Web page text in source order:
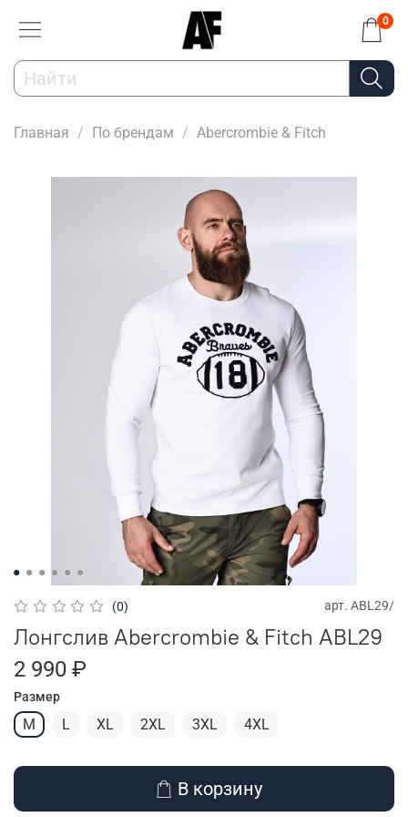
0
Главная По брендам Abercrombie & Fitch
(0) арт. ABL29/
Лонгслив Abercrombie & Fitch ABL29
2 990 ₽
Размер
M L XL 2XL 3XL 4XL
В корзину